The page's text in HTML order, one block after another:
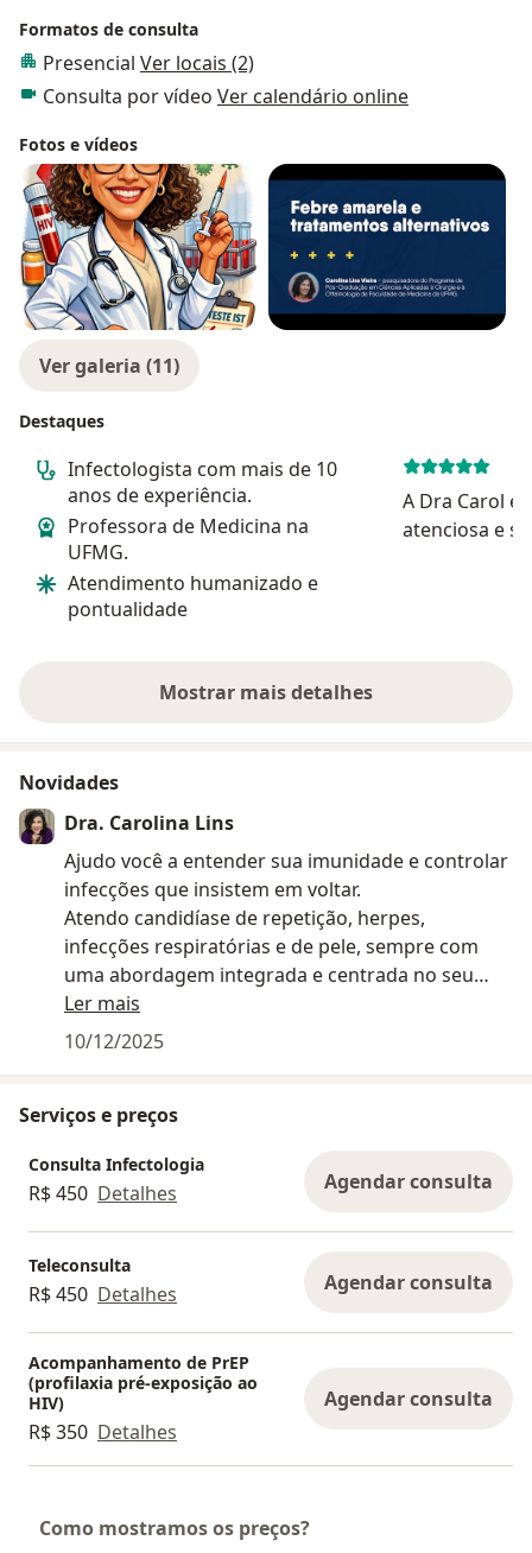
Formatos de consulta
Presencial Ver locais (2)
Consulta por vídeo Ver calendário online
Fotos e vídeos
Ver galeria (11)
Destaques
Infectologista com mais de 10
anos de experiência.
Professora de Medicina na
UFMG.
Atendimento humanizado e
pontualidade
A Dra Carol é
atenciosa e
Mostrar mais detalhes
sobre a experiência
Novidades
Dra. Carolina Lins
Ajudo você a entender sua imunidade e controlar
infecções que insistem em voltar.
Atendo candidíase de repetição, herpes,
infecções respiratórias e de pele, sempre com
uma abordagem integrada e centrada no seu
bem-estar.
consultório ou por telemedicina — inclusive para
Consulta particular com recibo para reembolso.
Agende quando precisar.
Ler mais
10/12/2025
Serviços e preços
Consulta Infectologia
R$ 450 Detalhes Agendar consulta
Teleconsulta
R$ 450 Detalhes Agendar consulta
Acompanhamento de PrEP
(profilaxia pré-exposição ao
HIV)
R$ 350 Detalhes
Agendar consulta
Como mostramos os preços?